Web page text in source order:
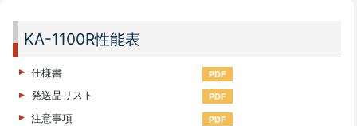
KA-1100R性能表
仕様書 PDF
発送品リスト PDF
注意事項 PDF